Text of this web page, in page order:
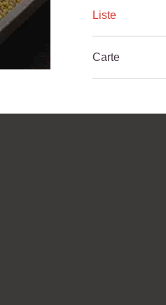
Liste
Carte